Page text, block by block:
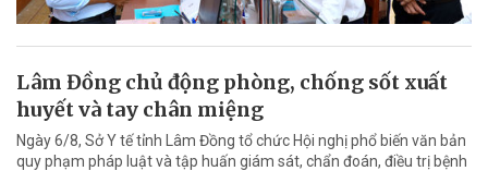
Lâm Đồng chủ động phòng, chống sốt xuất
huyết và tay chân miệng
Ngày 6/8, Sở Y tế tỉnh Lâm Đồng tổ chức Hội nghị phổ biến văn bản
quy phạm pháp luật và tập huấn giám sát, chẩn đoán, điều trị bệnh